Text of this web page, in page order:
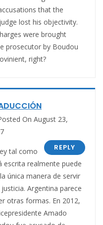
that the
lost his objectivity.
were brought
prosecutor by Boudou
right?
On August 23,
REPLY
tal como
escrita realmente puede
única manera de servir
Argentina parece
otras formas. En 2012,
Amado